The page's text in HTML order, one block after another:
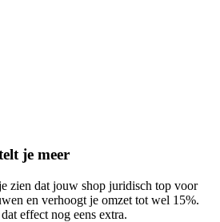
je meer
zien dat jouw shop juridisch top voor
en verhoogt je omzet tot wel 15%.
effect nog eens extra.